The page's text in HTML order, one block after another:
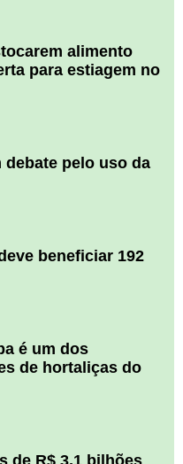
alimento
para estiagem no
debate pelo uso da
beneficiar 192
é um dos
de hortaliças do
de R$ 3,1 bilhões